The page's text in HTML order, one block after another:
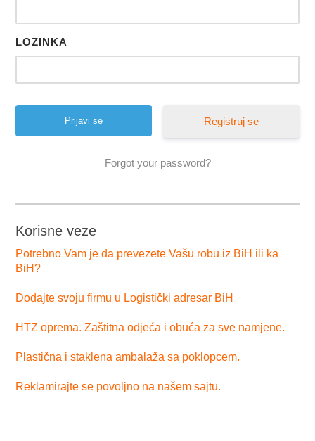
LOZINKA
Registruj se
Forgot your password?
Korisne veze
Potrebno Vam je da prevezete Vašu robu iz BiH ili ka
BiH?
Dodajte svoju firmu u Logistički adresar BiH
HTZ oprema. Zaštitna odjeća i obuća za sve namjene.
Plastična i staklena ambalaža sa poklopcem.
Reklamirajte se povoljno na našem sajtu.